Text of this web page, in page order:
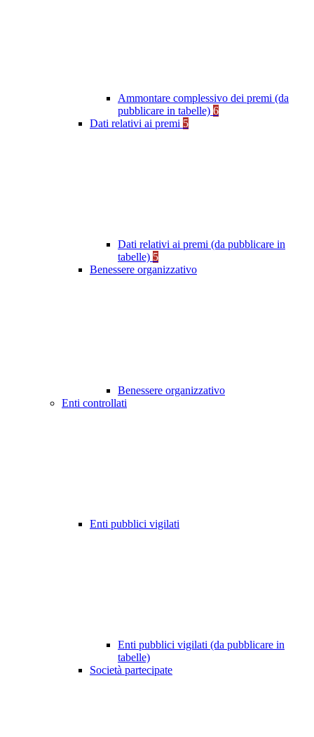
Ammontare complessivo dei premi (da
pubblicare in tabelle) 6
Dati relativi ai premi 5
Dati relativi ai premi (da pubblicare in
tabelle) 5
Benessere organizzativo
Benessere organizzativo
Enti controllati
Enti pubblici vigilati
Enti pubblici vigilati (da pubblicare in
tabelle)
Società partecipate